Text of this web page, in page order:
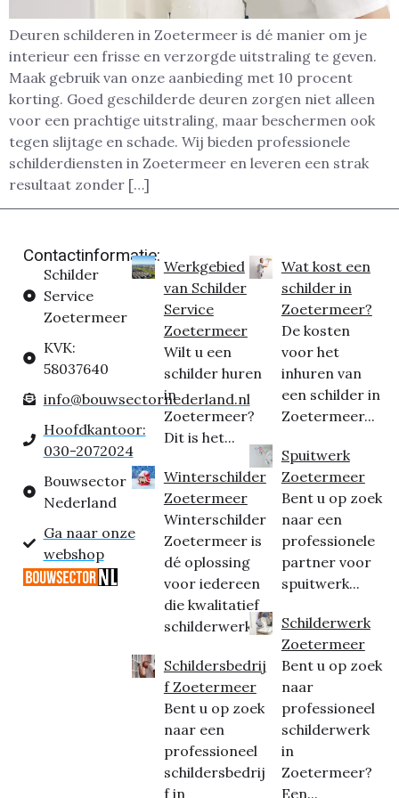
Deuren schilderen in Zoetermeer is dé manier om je
interieur een frisse en verzorgde uitstraling te geven.
Maak gebruik van onze aanbieding met 10 procent
korting. Goed geschilderde deuren zorgen niet alleen
voor een prachtige uitstraling, maar beschermen ook
tegen slijtage en schade. Wij bieden professionele
schilderdiensten in Zoetermeer en leveren een strak
resultaat zonder […]
Contactinformatie:
Schilder
Service
Zoetermeer
KVK:
58037640
info@bouwsectornederland.nl
Hoofdkantoor:
030-2072024
Bouwsector
Nederland
Ga naar onze
webshop
Werkgebied
van Schilder
Service
Zoetermeer
Wilt u een
schilder huren
in
Zoetermeer?
Dit is het...
Winterschilder
Zoetermeer
Winterschilder
Zoetermeer is
dé oplossing
voor iedereen
die kwalitatief
schilderwerk...
Schildersbedrij
f Zoetermeer
Bent u op zoek
naar een
professioneel
schildersbedrij
f in
Wat kost een
schilder in
Zoetermeer?
De kosten
voor het
inhuren van
een schilder in
Zoetermeer...
Spuitwerk
Zoetermeer
Bent u op zoek
naar een
professionele
partner voor
spuitwerk...
Schilderwerk
Zoetermeer
Bent u op zoek
naar
professioneel
schilderwerk
in
Zoetermeer?
Een...